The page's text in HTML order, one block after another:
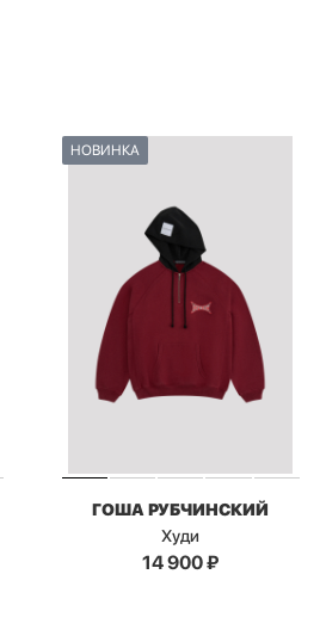
НОВИНКА
ГОША РУБЧИНСКИЙ
Худи
14 900₽